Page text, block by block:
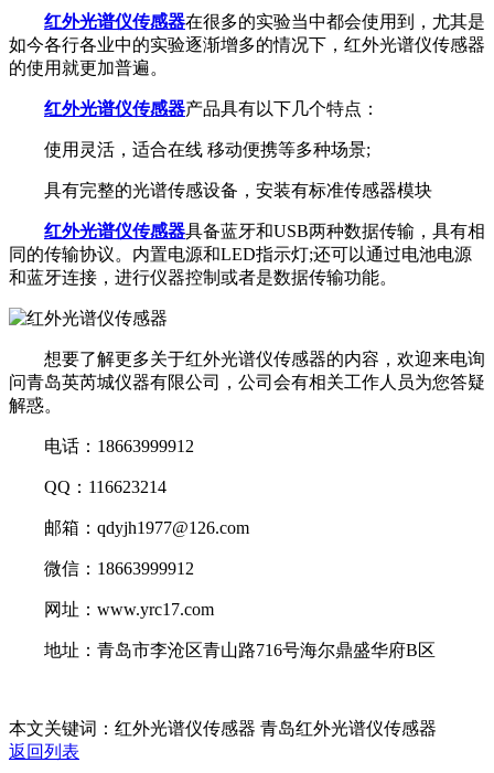
红外光谱仪传感器在很多的实验当中都会使用到，尤其是
如今各行各业中的实验逐渐增多的情况下，红外光谱仪传感器
的使用就更加普遍。
红外光谱仪传感器产品具有以下几个特点：
使用灵活，适合在线 移动便携等多种场景;
具有完整的光谱传感设备，安装有标准传感器模块
红外光谱仪传感器具备蓝牙和USB两种数据传输，具有相
同的传输协议。内置电源和LED指示灯;还可以通过电池电源
和蓝牙连接，进行仪器控制或者是数据传输功能。
想要了解更多关于红外光谱仪传感器的内容，欢迎来电询
问青岛英芮城仪器有限公司，公司会有相关工作人员为您答疑
解惑。
电话：18663999912
QQ：116623214
邮箱：qdyjh1977@126.com
微信：18663999912
网址：www.yrc17.com
地址：青岛市李沧区青山路716号海尔鼎盛华府B区
本文关键词：红外光谱仪传感器 青岛红外光谱仪传感器
返回列表